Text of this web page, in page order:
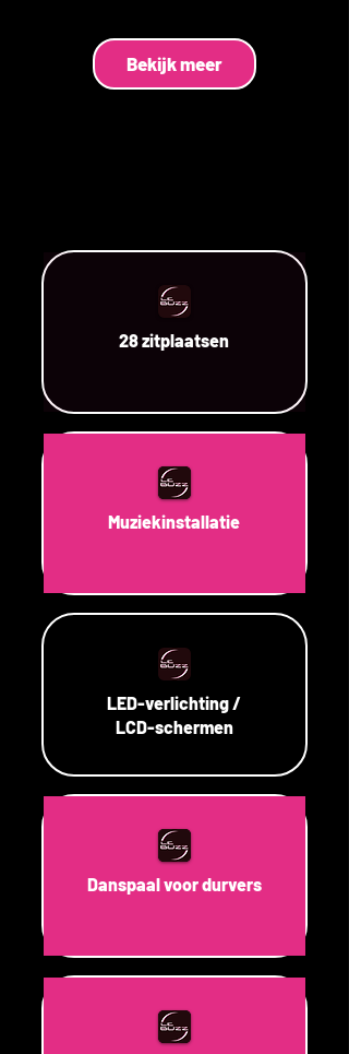
Bekijk meer
28 zitplaatsen
Muziekinstallatie
LED-verlichting /
LCD-schermen
Danspaal voor durvers